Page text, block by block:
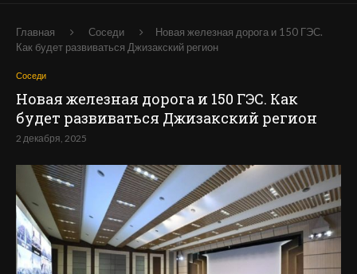
Главная Соседи
Новая железная дорога и 150 ГЭС.
Как будет развиваться Джизакский регион
Соседи
Новая железная дорога и 150 ГЭС. Как
будет развиваться Джизакский регион
2 декабря, 2025